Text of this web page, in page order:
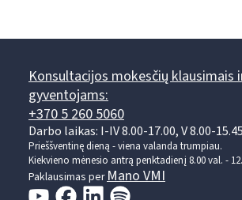
Konsultacijos mokesčių klausimais
gyventojams:
+370 5 260 5060
Darbo laikas: I-IV 8.00-17.00, V 8.00-
Prieššventinę dieną - viena valanda trumpiau.
Kiekvieno mėnesio antrą penktadienį 8.00 val. -
Paklausimas perMano VMI